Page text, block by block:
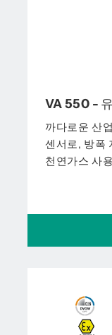
VA 550 -
까다로운 산
센서로, 방폭
천연가스 사